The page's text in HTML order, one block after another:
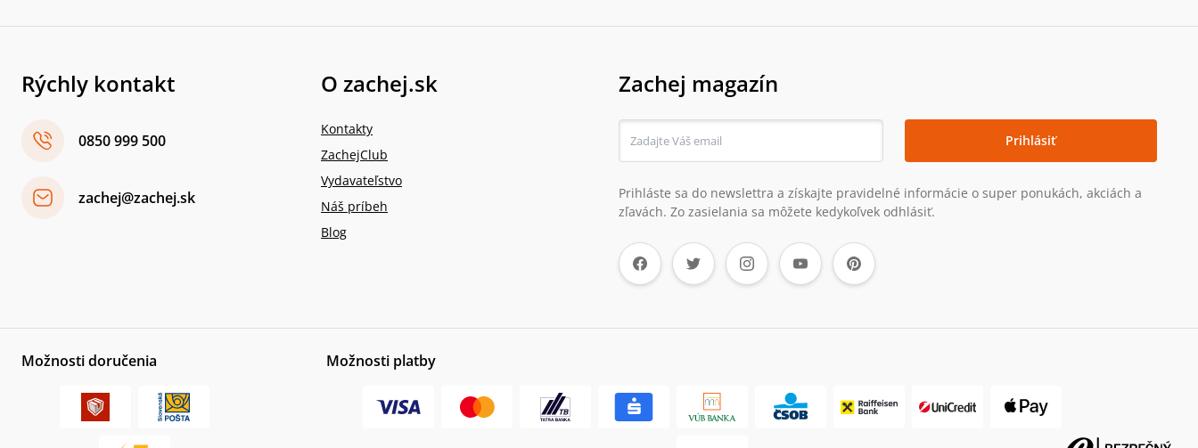
Rýchly kontakt
0850 999 500
zachej@zachej.sk
O zachej.sk
Kontakty
ZachejClub
Vydavateľstvo
Náš príbeh
Blog
Zachej magazín
Prihlásiť
Prihláste sa do newslettra a získajte pravidelné informácie o super ponukách, akciách a
zľavách. Zo zasielania sa môžete kedykoľvek odhlásiť.
Možnosti doručenia Možnosti platby